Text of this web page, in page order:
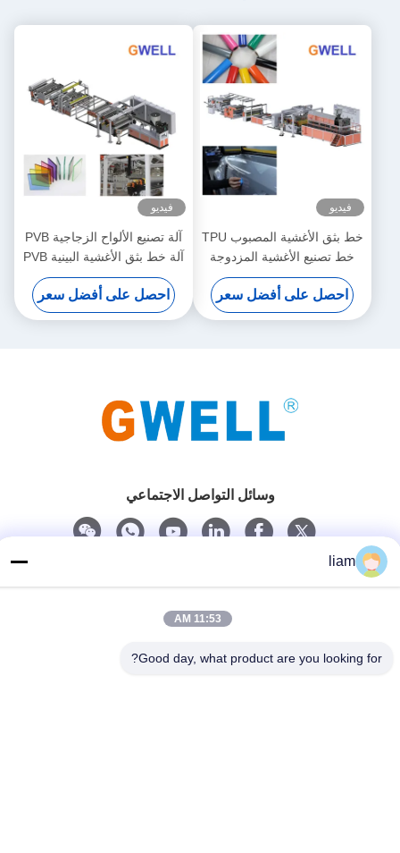
فيديو
خط بثق الأغشية المصبوب TPU
خط تصنيع الأغشية المزدوجة
TPU آلة بثق برغي واحد
احصل على أفضل سعر
فيديو
آلة تصنيع الألواح الزجاجية PVB
آلة خط بثق الأغشية البينية PVB
مبيعات المصنع مباشرة
احصل على أفضل سعر
وسائل التواصل الاجتماعي
liam
11:53 AM
Good day, what product are you looking for?